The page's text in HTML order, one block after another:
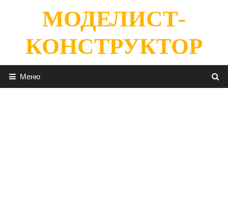
содержимомуМОДЕЛИСТ-
КОНСТРУКТОР
Меню